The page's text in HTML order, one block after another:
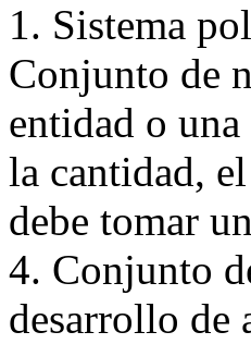
1. Sistema
Conjunto de
entidad o
la cantidad,
debe tomar
4. Conjunto
desarrollo de